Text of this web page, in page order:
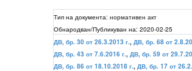
Тип на документа: нормативен акт
Обнародван/Публикуван на: 2020-02-25
ДВ, бр. 30 от 26.3.2013 г., ДВ, бр. 68 от
ДВ, бр. 43 от 7.6.2016 г., ДВ, бр. 59 от
ДВ, бр. 86 от 18.10.2018 г., ДВ, бр. 17 от